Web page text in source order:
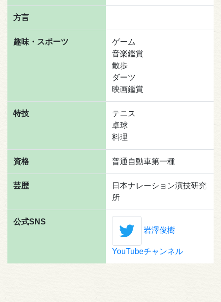
方言
趣味・スポーツ
ゲーム
音楽鑑賞
散歩
ダーツ
映画鑑賞
特技
テニス
卓球
料理
資格 普通自動車第一種
芸歴
日本ナレーション演技研究
所
公式SNS
岩澤俊樹
YouTubeチャンネル